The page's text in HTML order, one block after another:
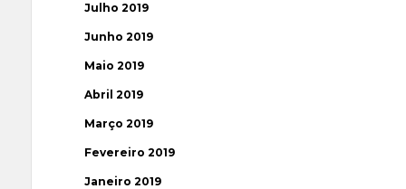
Julho 2019
Junho 2019
Maio 2019
Abril 2019
Março 2019
Fevereiro 2019
Janeiro 2019